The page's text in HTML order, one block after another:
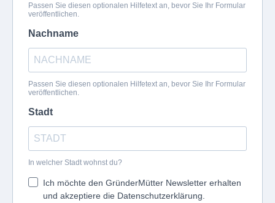
Passen Sie diesen optionalen Hilfetext an, bevor Sie Ihr Formular
veröffentlichen.
Nachname
Passen Sie diesen optionalen Hilfetext an, bevor Sie Ihr Formular
veröffentlichen.
Stadt
In welcher Stadt wohnst du?
Ich möchte den GründerMütter Newsletter erhalten
und akzeptiere die Datenschutzerklärung.